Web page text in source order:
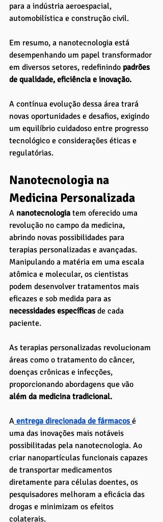
para a indústria aeroespacial,
automobilística e construção civil.
Em resumo, a nanotecnologia está
desempenhando um papel transformador
em diversos setores, redefinindo padrões
de qualidade, eficiência e inovação.
A contínua evolução dessa área trará
novas oportunidades e desafios, exigindo
um equilíbrio cuidadoso entre progresso
tecnológico e considerações éticas e
regulatórias.
Nanotecnologia na
Medicina Personalizada
A nanotecnologia tem oferecido uma
revolução no campo da medicina,
abrindo novas possibilidades para
terapias personalizadas e avançadas.
Manipulando a matéria em uma escala
atômica e molecular, os cientistas
podem desenvolver tratamentos mais
eficazes e sob medida para as
necessidades específicas de cada
paciente.
As terapias personalizadas revolucionam
áreas como o tratamento do câncer,
doenças crônicas e infecções,
proporcionando abordagens que vão
além da medicina tradicional.
A entrega direcionada de fármacos é
uma das inovações mais notáveis
possibilitadas pela nanotecnologia. Ao
criar nanopartículas funcionais capazes
de transportar medicamentos
diretamente para células doentes, os
pesquisadores melhoram a eficácia das
drogas e minimizam os efeitos
colaterais.